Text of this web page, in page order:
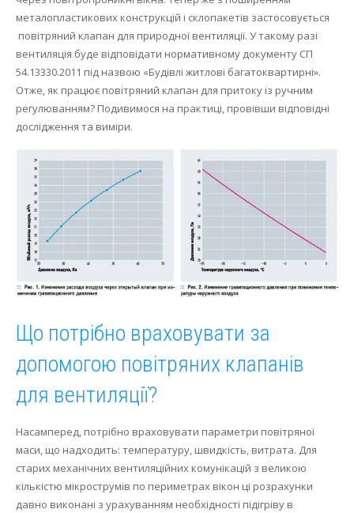
Осушення
Опалення
металопластикових конструкцій і склопакетів застосовується
повітряний клапан для природної вентиляції. У такому разі
вентиляція буде відповідати нормативному документу СП
54.13330.2011 під назвою «Будівлі житлові багатоквартирні».
Отже, як працює повітряний клапан для притоку із ручним
регулюванням? Подивимося на практиці, провівши відповідні
дослідження та виміри.
Що потрібно враховувати за
допомогою повітряних клапанів
для вентиляції?
Насамперед, потрібно враховувати параметри повітряної
маси, що надходить: температуру, швидкість, витрата. Для
старих механічних вентиляційних комунікацій з великою
кількістю мікрострумів по периметрах вікон ці розрахунки
давно виконані з урахуванням необхідності підігріву в